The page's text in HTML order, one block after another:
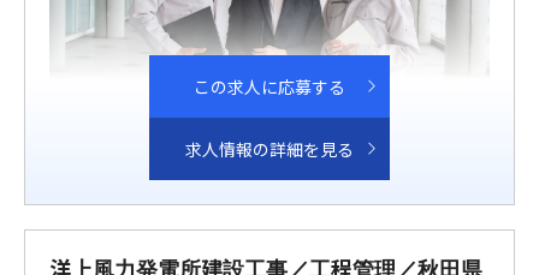
この求人に応募する
求人情報の詳細を見る
洋上風力発電所建設工事／工程管理／秋田県